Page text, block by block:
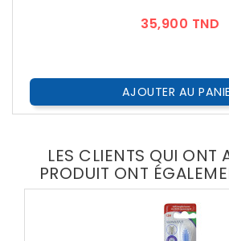
35,900 TND
AJOUTER AU
LES CLIENTS QUI ONT
PRODUIT ONT